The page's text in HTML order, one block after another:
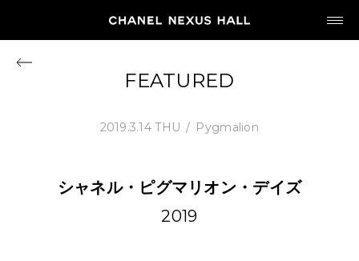
HOME
FEATURED
2019.3.14 THU Pygmalion
シャネル・ピグマリオン・デイズ
2019